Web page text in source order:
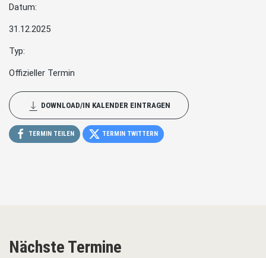
Datum:
31.12.2025
Typ:
Offizieller Termin
DOWNLOAD/IN KALENDER EINTRAGEN
TERMIN TEILEN TERMIN TWITTERN
Nächste Termine